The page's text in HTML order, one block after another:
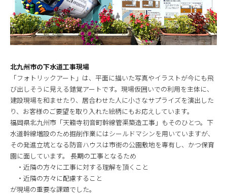
北九州市の下水道工事現場
「フォトリックアート」は、平面に描いた写真やイラストが今にも飛
び出しそうに見える錯覚アートです。現場仮囲いでの利用を主体に、
建設現場を和ませたり、居合わせた人に小さなサプライズを演出した
り、お客様のご要望を取り入れた絵柄にもお応えしています。
福岡県北九州市「天籟寺初音町幹線管渠築造工事」もそのひとつ。下
水道幹線増設のため掘削作業にはシールドマシンを用いていますが、
その発進立坑となる防音ハウスは市街の公園敷地を専有し、かつ保育
園に面しています。 長期の工事となるため
・近隣の方々に工事に対する理解を頂くこと
・近隣の方々に配慮すること
が現場の重要な課題でした。